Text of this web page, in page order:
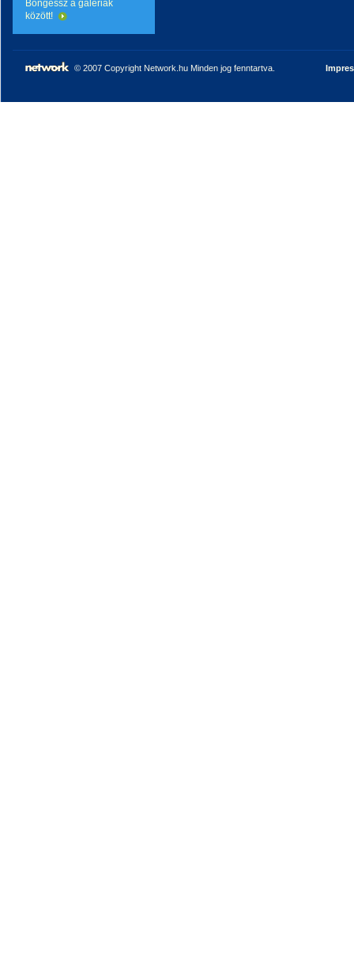
Böngéssz a galériák
között!
© 2007 Copyright Network.hu Minden jog fenntartva.